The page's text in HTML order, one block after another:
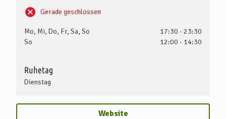
Gerade geschlossen
Mo, Mi, Do, Fr, Sa, So
17:30 - 23:30
So
12:00 - 14:30
Ruhetag
Dienstag
Website